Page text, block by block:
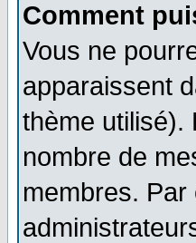
Comment
Vous ne
apparaissent
thème utilisé).
nombre de
membres.